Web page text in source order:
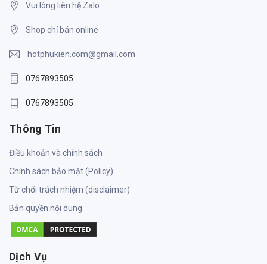
Vui lòng liên hệ Zalo
Shop chỉ bán online
hotphukien.com@gmail.com
0767893505
0767893505
Thông Tin
Điều khoản và chính sách
Chính sách bảo mật (Policy)
Từ chối trách nhiệm (disclaimer)
Bản quyền nội dung
Dịch Vụ